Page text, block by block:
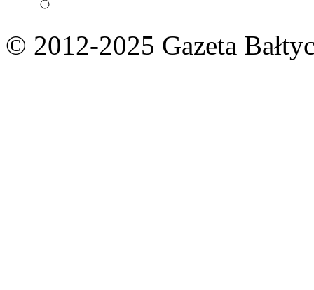
© 2012-2025 Gazeta